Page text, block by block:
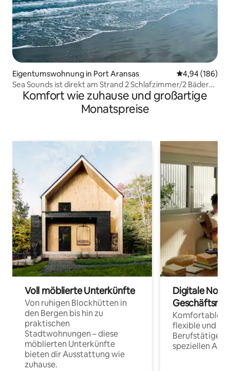
Eigentumswohnung in Port Aransas
4,94 (186)
Sea Sounds ist direkt am Strand 2 Schlafzimmer/2 Bäder
mit 2 riesigen Pools
Komfort wie zuhause und großartige
Monatspreise
Voll möblierte Unterkünfte
Von ruhigen Blockhütten in
den Bergen bis hin zu
praktischen
Stadtwohnungen – diese
möblierten Unterkünfte
bieten dir Ausstattung wie
zuhause.
Digitale
Komfortable
flexible und
Berufstätige
speziellen